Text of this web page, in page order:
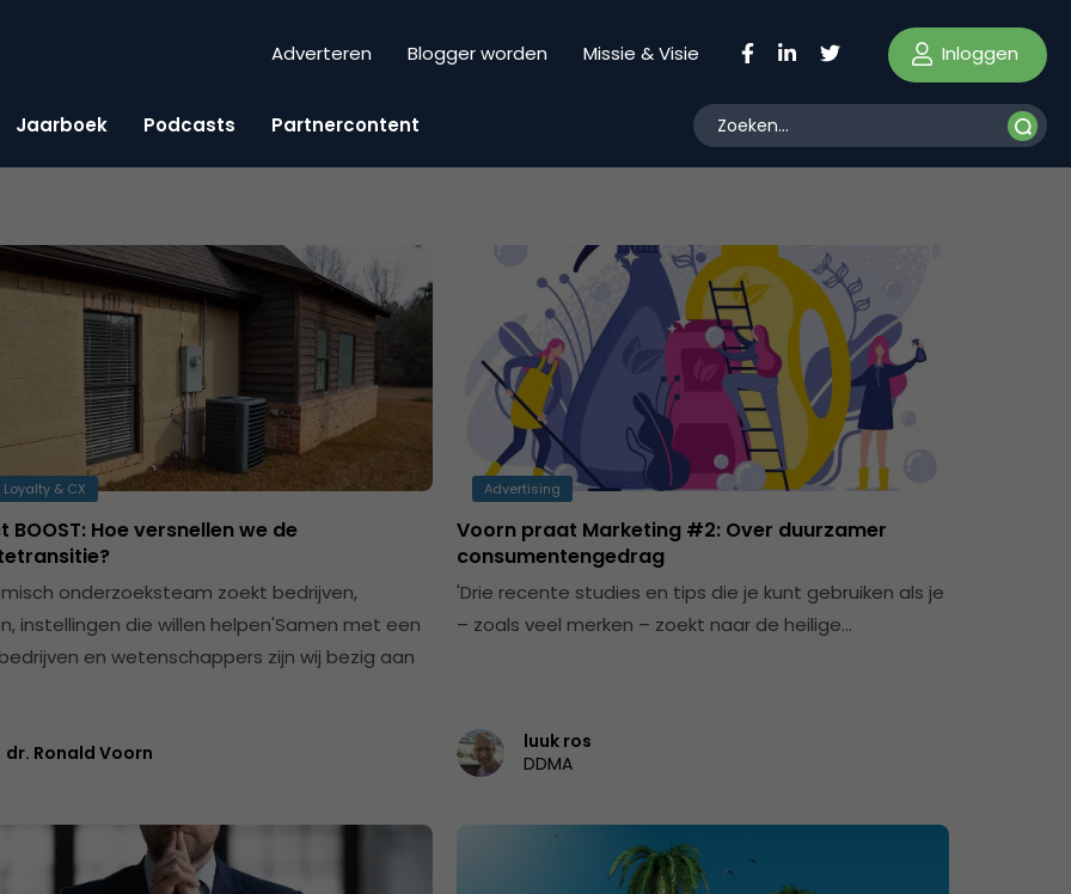
Adverteren Blogger worden Missie & Visie Inloggen
Jaarboek Podcasts Partnercontent
Loyalty & CX
BOOST: Hoe versnellen we de
onderzoeksteam zoekt bedrijven,
instellingen die willen helpen'Samen met een
en wetenschappers zijn wij bezig aan
dr. Ronald Voorn
Advertising
Voorn praat Marketing #2: Over duurzamer
consumentengedrag
'Drie recente studies en tips die je kunt gebruiken als je
– zoals veel merken – zoekt naar de heilige…
luuk ros
DDMA